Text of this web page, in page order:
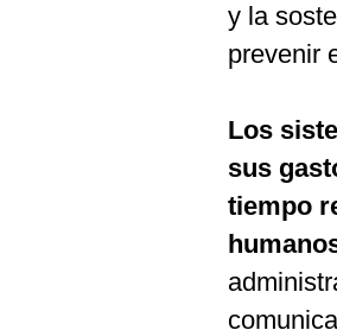
y la
prevenir
Los
sus
tiempo